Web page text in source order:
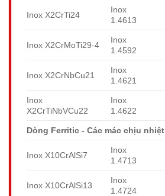
Inox X2CrTi24
Inox
1.4613
Inox X2CrMoTi29-4
Inox
1.4592
Inox X2CrNbCu21
Inox
1.4621
Inox
X2CrTiNbVCu22
Inox
1.4622
Dòng Ferritic - Các mác chịu nhiệt
Inox X10CrAlSi7
Inox
1.4713
Inox X10CrAlSi13
Inox
1.4724